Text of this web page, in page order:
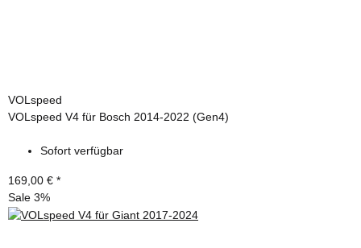
VOLspeed
VOLspeed V4 für Bosch 2014-2022 (Gen4)
Sofort verfügbar
169,00 € *
Sale 3%